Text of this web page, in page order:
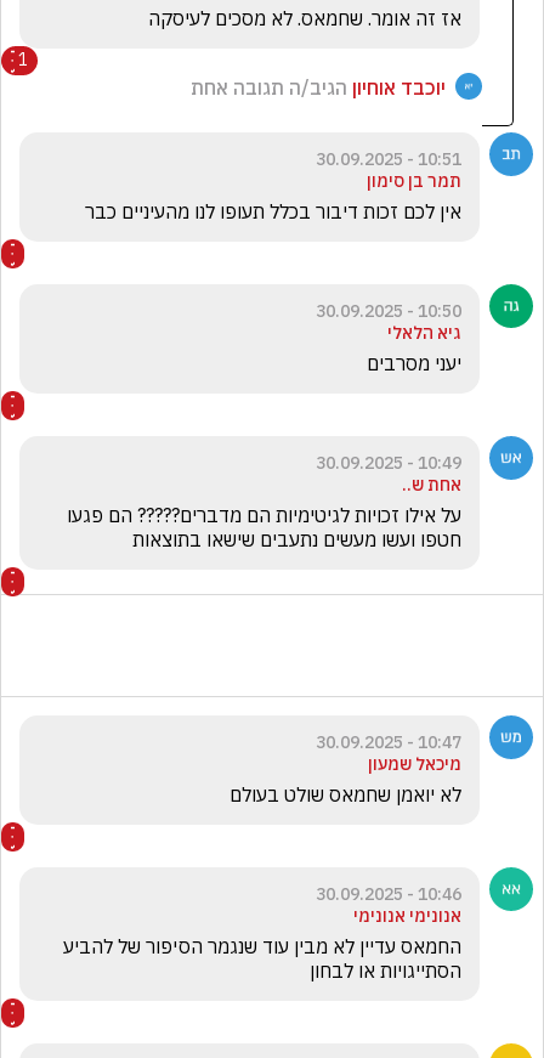
אז זה אומר. שחמאס. לא מסכים לעיסקה
1
יוכבד אוחיון הגיב/ה תגובה אחת
10:51 - 30.09.2025
תמר בן סימון
אין לכם זכות דיבור בכלל תעופו לנו מהעיניים כבר
10:50 - 30.09.2025
גיא הלאלי
יעני מסרבים
10:49 - 30.09.2025
אחת ש..
חטפו ועשו מעשים נתעבים שישאו בתוצאות
10:47 - 30.09.2025
מיכאל שמעון
לא יואמן שחמאס שולט בעולם
10:46 - 30.09.2025
אנונימי אנונימי
הסתייגויות או לבחון